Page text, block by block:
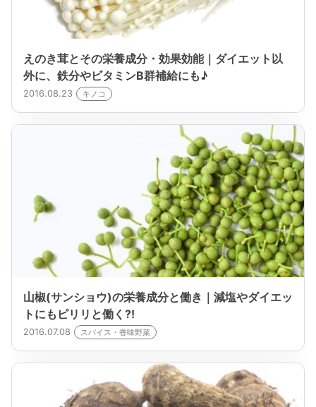
えのき茸とその栄養成分・効果効能｜ダイエット以
外に、鉄分やビタミンB群補給にも♪
2016.08.23 キノコ
山椒(サンショウ)の栄養成分と働き｜減塩やダイエッ
トにもピリリと働く?!
2016.07.08 スパイス・香味野菜